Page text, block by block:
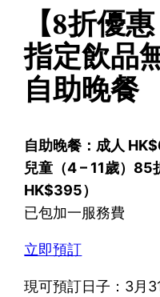
【8折優
指定飲品
自助晚餐
自助晚餐：成人
兒童（4 – 11歲）85
HK$395）
已包加一服務費
立即預訂
現可預訂日子：3月